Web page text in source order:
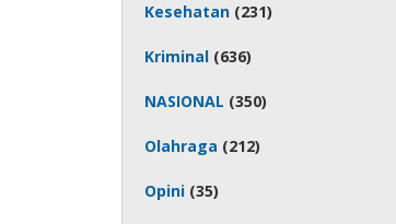
Kesehatan (231)
Kriminal (636)
NASIONAL (350)
Olahraga (212)
Opini (35)